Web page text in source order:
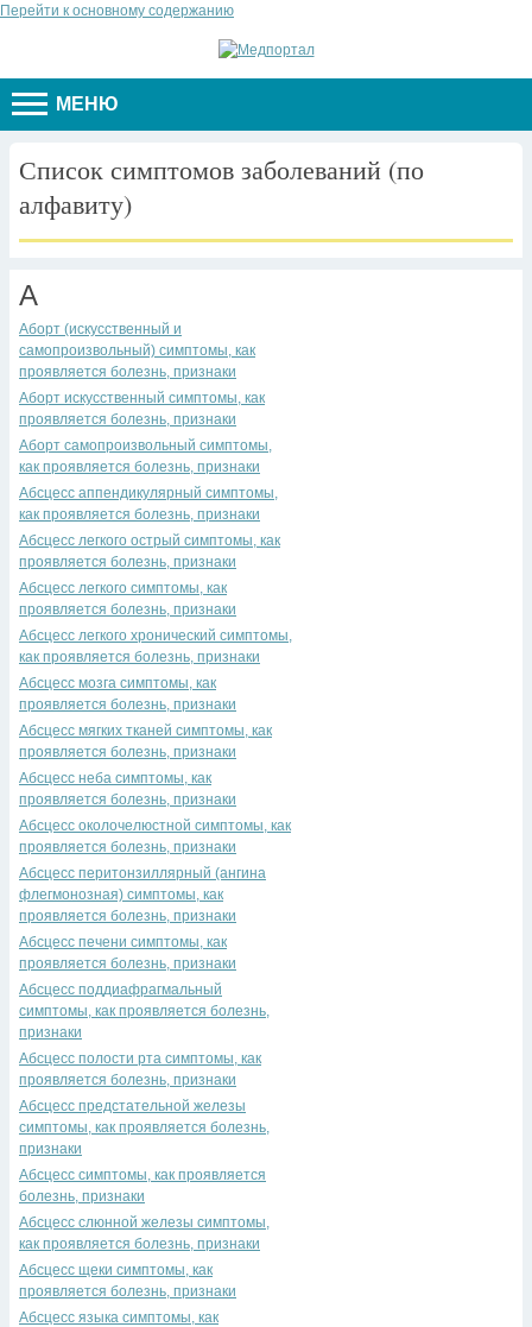
Перейти к основному содержанию
МЕНЮ
Список симптомов заболеваний (по
алфавиту)
А
Аборт (искусственный и
самопроизвольный) симптомы, как
проявляется болезнь, признаки
Аборт искусственный симптомы, как
проявляется болезнь, признаки
Аборт самопроизвольный симптомы,
как проявляется болезнь, признаки
Абсцесс аппендикулярный симптомы,
как проявляется болезнь, признаки
Абсцесс легкого острый симптомы, как
проявляется болезнь, признаки
Абсцесс легкого симптомы, как
проявляется болезнь, признаки
Абсцесс легкого хронический симптомы,
как проявляется болезнь, признаки
Абсцесс мозга симптомы, как
проявляется болезнь, признаки
Абсцесс мягких тканей симптомы, как
проявляется болезнь, признаки
Абсцесс неба симптомы, как
проявляется болезнь, признаки
Абсцесс околочелюстной симптомы, как
проявляется болезнь, признаки
Абсцесс перитонзиллярный (ангина
флегмонозная) симптомы, как
проявляется болезнь, признаки
Абсцесс печени симптомы, как
проявляется болезнь, признаки
Абсцесс поддиафрагмальный
симптомы, как проявляется болезнь,
признаки
Абсцесс полости рта симптомы, как
проявляется болезнь, признаки
Абсцесс предстательной железы
симптомы, как проявляется болезнь,
признаки
Абсцесс симптомы, как проявляется
болезнь, признаки
Абсцесс слюнной железы симптомы,
как проявляется болезнь, признаки
Абсцесс щеки симптомы, как
проявляется болезнь, признаки
Абсцесс языкa симптомы, как